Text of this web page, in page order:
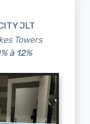
JLT
Towers
à 12%